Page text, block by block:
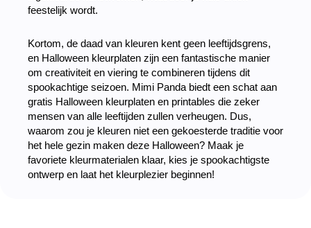
feestelijk wordt.
Kortom, de daad van kleuren kent geen leeftijdsgrens,
en Halloween kleurplaten zijn een fantastische manier
om creativiteit en viering te combineren tijdens dit
spookachtige seizoen. Mimi Panda biedt een schat aan
gratis Halloween kleurplaten en printables die zeker
mensen van alle leeftijden zullen verheugen. Dus,
waarom zou je kleuren niet een gekoesterde traditie voor
het hele gezin maken deze Halloween? Maak je
favoriete kleurmaterialen klaar, kies je spookachtigste
ontwerp en laat het kleurplezier beginnen!